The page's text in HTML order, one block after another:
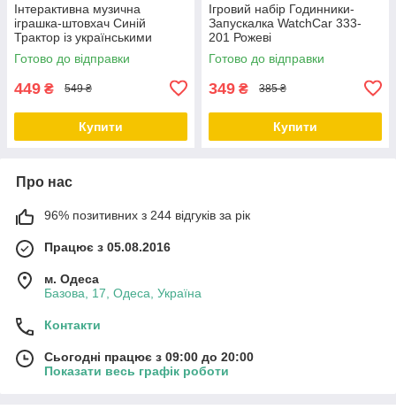
Інтерактивна музична
іграшка-штовхач Синій
Трактор із українськими
сучасними піснями
Готово до відправки
449 ₴ 549 ₴
Купити
Ігровий набір Годинники-
Запускалка WatchCar 333-
201 Рожеві
Готово до відправки
349 ₴ 385 ₴
Купити
Про нас
96% позитивних з 244 відгуків за рік
Працює з 05.08.2016
м. Одеса
Базова, 17, Одеса, Україна
Контакти
Сьогодні працює з 09:00 до 20:00
Показати весь графік роботи